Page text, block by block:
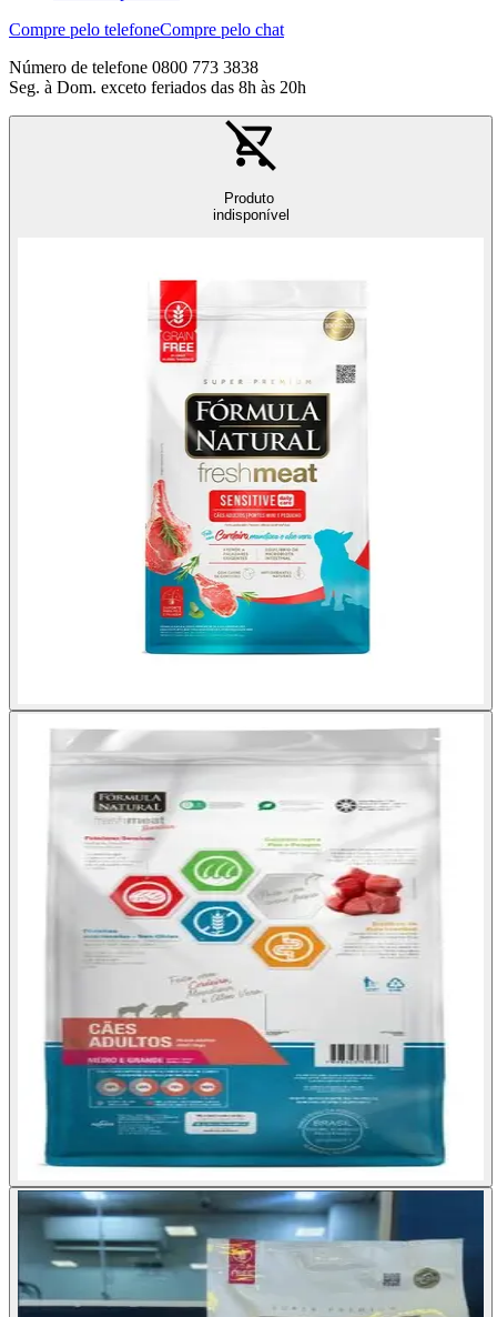
Compre pelo telefoneCompre pelo chat
Número de telefone 0800 773 3838
Seg. à Dom. exceto feriados das 8h às 20h
Produto
indisponível